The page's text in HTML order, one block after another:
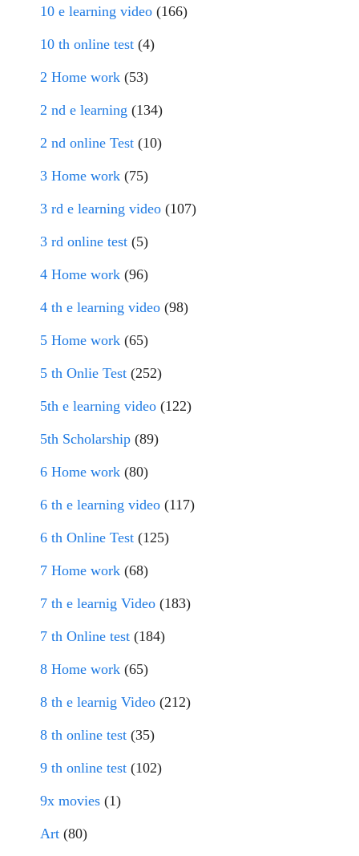
10 e learning video (166)
10 th online test (4)
2 Home work (53)
2 nd e learning (134)
2 nd online Test (10)
3 Home work (75)
3 rd e learning video (107)
3 rd online test (5)
4 Home work (96)
4 th e learning video (98)
5 Home work (65)
5 th Onlie Test (252)
5th e learning video (122)
5th Scholarship (89)
6 Home work (80)
6 th e learning video (117)
6 th Online Test (125)
7 Home work (68)
7 th e learnig Video (183)
7 th Online test (184)
8 Home work (65)
8 th e learnig Video (212)
8 th online test (35)
9 th online test (102)
9x movies (1)
Art (80)